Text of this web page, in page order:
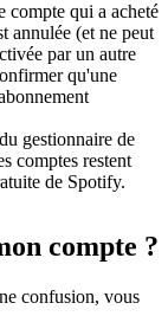
compte qui a acheté
annulée (et ne peut
par un autre
qu'une
gestionnaire de
comptes restent
de Spotify.
compte ?
confusion, vous